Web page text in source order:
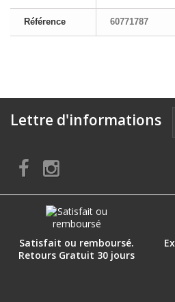
Référence 60771787
Lettre d'informations
Satisfait ou remboursé.
Retours Gratuit 30 jours